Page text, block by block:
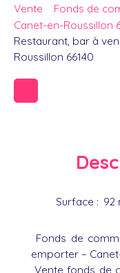
Vente
Fonds de
Canet-en-Roussillon
Restaurant, bar à
Roussillon 66140
Surface : 92
Fonds de
emporter –
Vente fonds de